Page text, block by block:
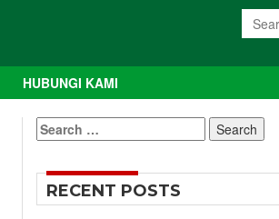
HUBUNGI KAMI
Search
for:
RECENT POSTS